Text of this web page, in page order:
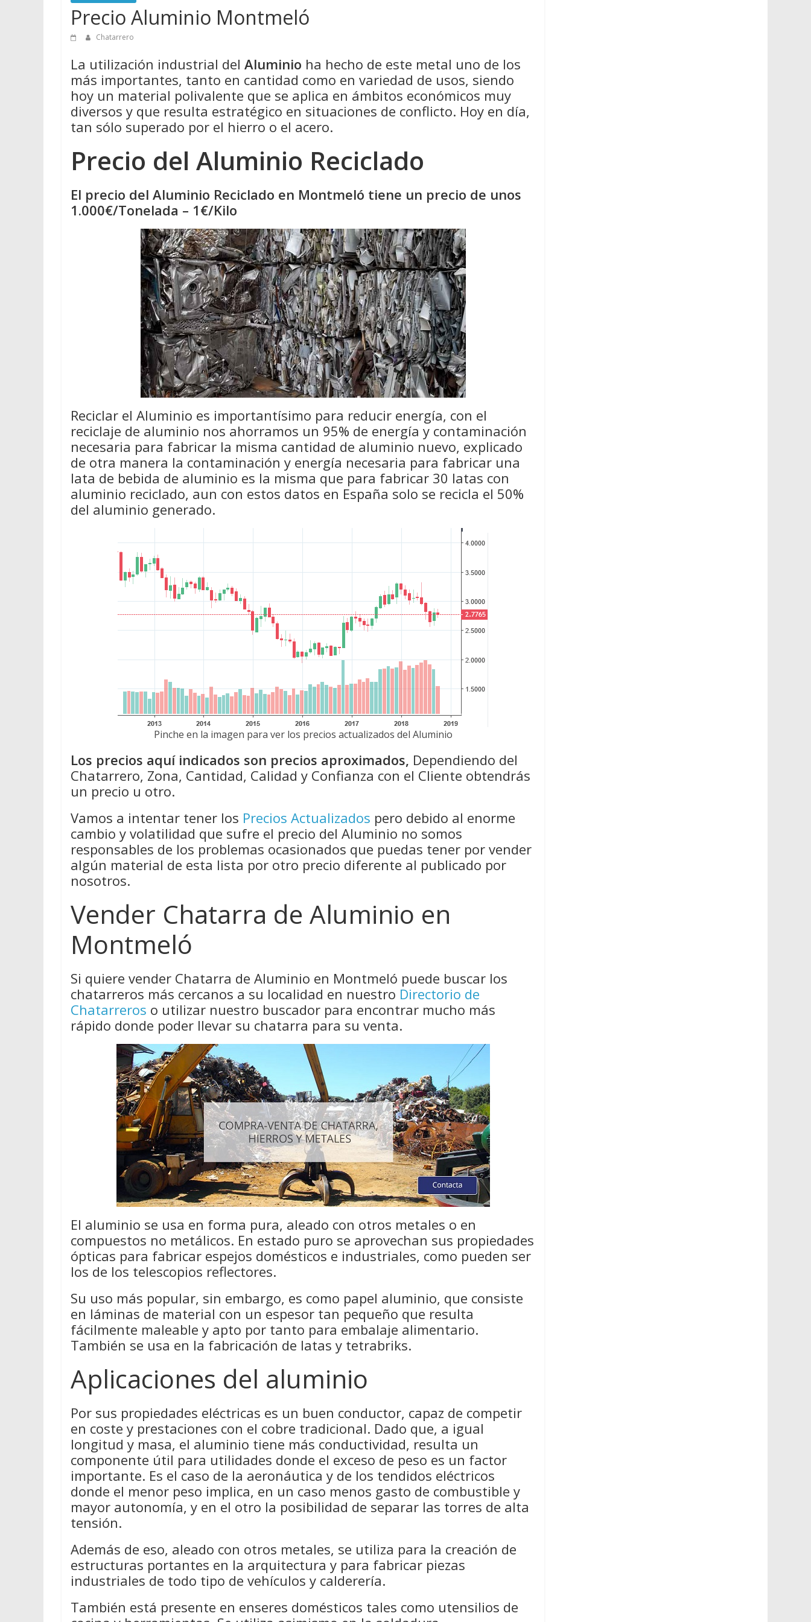
Precio Aluminio Montmeló
Chatarrero
La utilización industrial del Aluminio ha hecho de este metal uno de los
más importantes, tanto en cantidad como en variedad de usos, siendo
hoy un material polivalente que se aplica en ámbitos económicos muy
diversos y que resulta estratégico en situaciones de conflicto. Hoy en día,
tan sólo superado por el hierro o el acero.
Precio del Aluminio Reciclado
El precio del Aluminio Reciclado en Montmeló tiene un precio de unos
1.000€/Tonelada – 1€/Kilo
Reciclar el Aluminio es importantísimo para reducir energía, con el
reciclaje de aluminio nos ahorramos un 95% de energía y contaminación
necesaria para fabricar la misma cantidad de aluminio nuevo, explicado
de otra manera la contaminación y energía necesaria para fabricar una
lata de bebida de aluminio es la misma que para fabricar 30 latas con
aluminio reciclado, aun con estos datos en España solo se recicla el 50%
del aluminio generado.
Pinche en la imagen para ver los precios actualizados del Aluminio
Los precios aquí indicados son precios aproximados, Dependiendo del
Chatarrero, Zona, Cantidad, Calidad y Confianza con el Cliente obtendrás
un precio u otro.
Vamos a intentar tener los Precios Actualizados pero debido al enorme
cambio y volatilidad que sufre el precio del Aluminio no somos
responsables de los problemas ocasionados que puedas tener por vender
algún material de esta lista por otro precio diferente al publicado por
nosotros.
Vender Chatarra de Aluminio en
Montmeló
Si quiere vender Chatarra de Aluminio en Montmeló puede buscar los
chatarreros más cercanos a su localidad en nuestro Directorio de
Chatarreros o utilizar nuestro buscador para encontrar mucho más
rápido donde poder llevar su chatarra para su venta.
El aluminio se usa en forma pura, aleado con otros metales o en
compuestos no metálicos. En estado puro se aprovechan sus propiedades
ópticas para fabricar espejos domésticos e industriales, como pueden ser
los de los telescopios reflectores.
Su uso más popular, sin embargo, es como papel aluminio, que consiste
en láminas de material con un espesor tan pequeño que resulta
fácilmente maleable y apto por tanto para embalaje alimentario.
También se usa en la fabricación de latas y tetrabriks.
Aplicaciones del aluminio
Por sus propiedades eléctricas es un buen conductor, capaz de competir
en coste y prestaciones con el cobre tradicional. Dado que, a igual
longitud y masa, el aluminio tiene más conductividad, resulta un
componente útil para utilidades donde el exceso de peso es un factor
importante. Es el caso de la aeronáutica y de los tendidos eléctricos
donde el menor peso implica, en un caso menos gasto de combustible y
mayor autonomía, y en el otro la posibilidad de separar las torres de alta
tensión.
Además de eso, aleado con otros metales, se utiliza para la creación de
estructuras portantes en la arquitectura y para fabricar piezas
industriales de todo tipo de vehículos y calderería.
También está presente en enseres domésticos tales como utensilios de